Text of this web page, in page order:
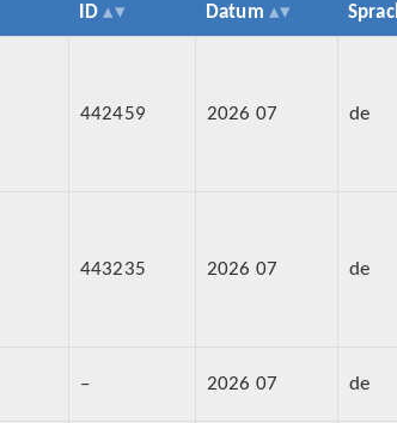
ID Datum
442459 2026 07 de
443235 2026 07 de
– 2026 07 de